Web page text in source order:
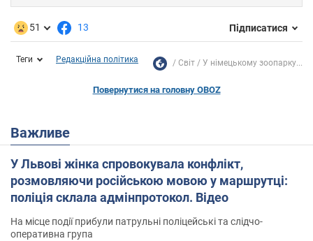
51 13 Підписатися
Теги Редакційна політика Світ У німецькому зоопарку...
Повернутися на головну OBOZ
Важливе
У Львові жінка спровокувала конфлікт,
розмовляючи російською мовою у маршрутці:
поліція склала адмінпротокол. Відео
На місце події прибули патрульні поліцейські та слідчо-
оперативна група